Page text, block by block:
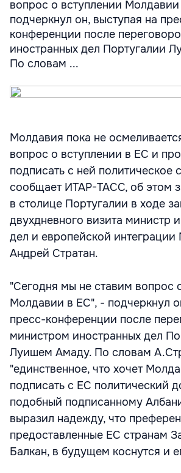
вопрос о вступлении
подчеркнул он, выступая на
конференции после
иностранных дел Португалии
По словам ...
Молдавия пока не
вопрос о вступлении в ЕС и
подписать с ней политическое
сообщает ИТАР-ТАСС, об этом
в столице Португалии в ходе
двухдневного визита министр
дел и европейской
Андрей Стратан.
"Сегодня мы не ставим вопрос
Молдавии в ЕС", - подчеркнул
пресс-конференции после
министром иностранных дел
Луишем Амаду. По словам
"единственное, что хочет
подписать с ЕС политический
подобный подписанному
выразил надежду, что
предоставленные ЕС странам
Балкан, в будущем коснутся и